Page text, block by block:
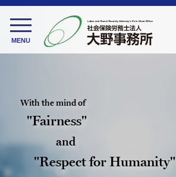
toggle
navigation
MENU
With the mind of
"Fairness"
and
"Respect for Humanity"